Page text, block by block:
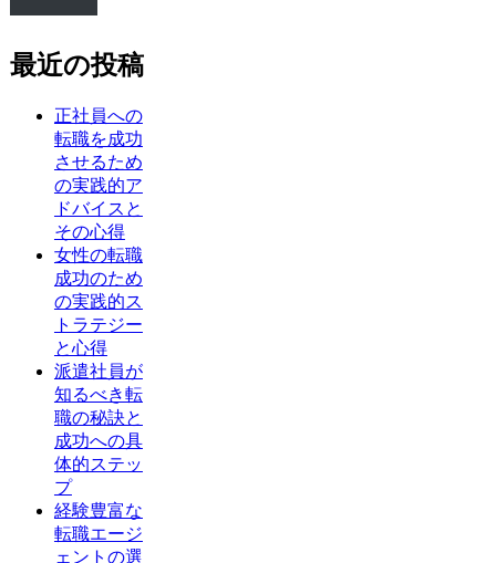
最近の投稿
正社員への
転職を成功
させるため
の実践的ア
ドバイスと
その心得
女性の転職
成功のため
の実践的ス
トラテジー
と心得
派遣社員が
知るべき転
職の秘訣と
成功への具
体的ステッ
プ
経験豊富な
転職エージ
ェントの選